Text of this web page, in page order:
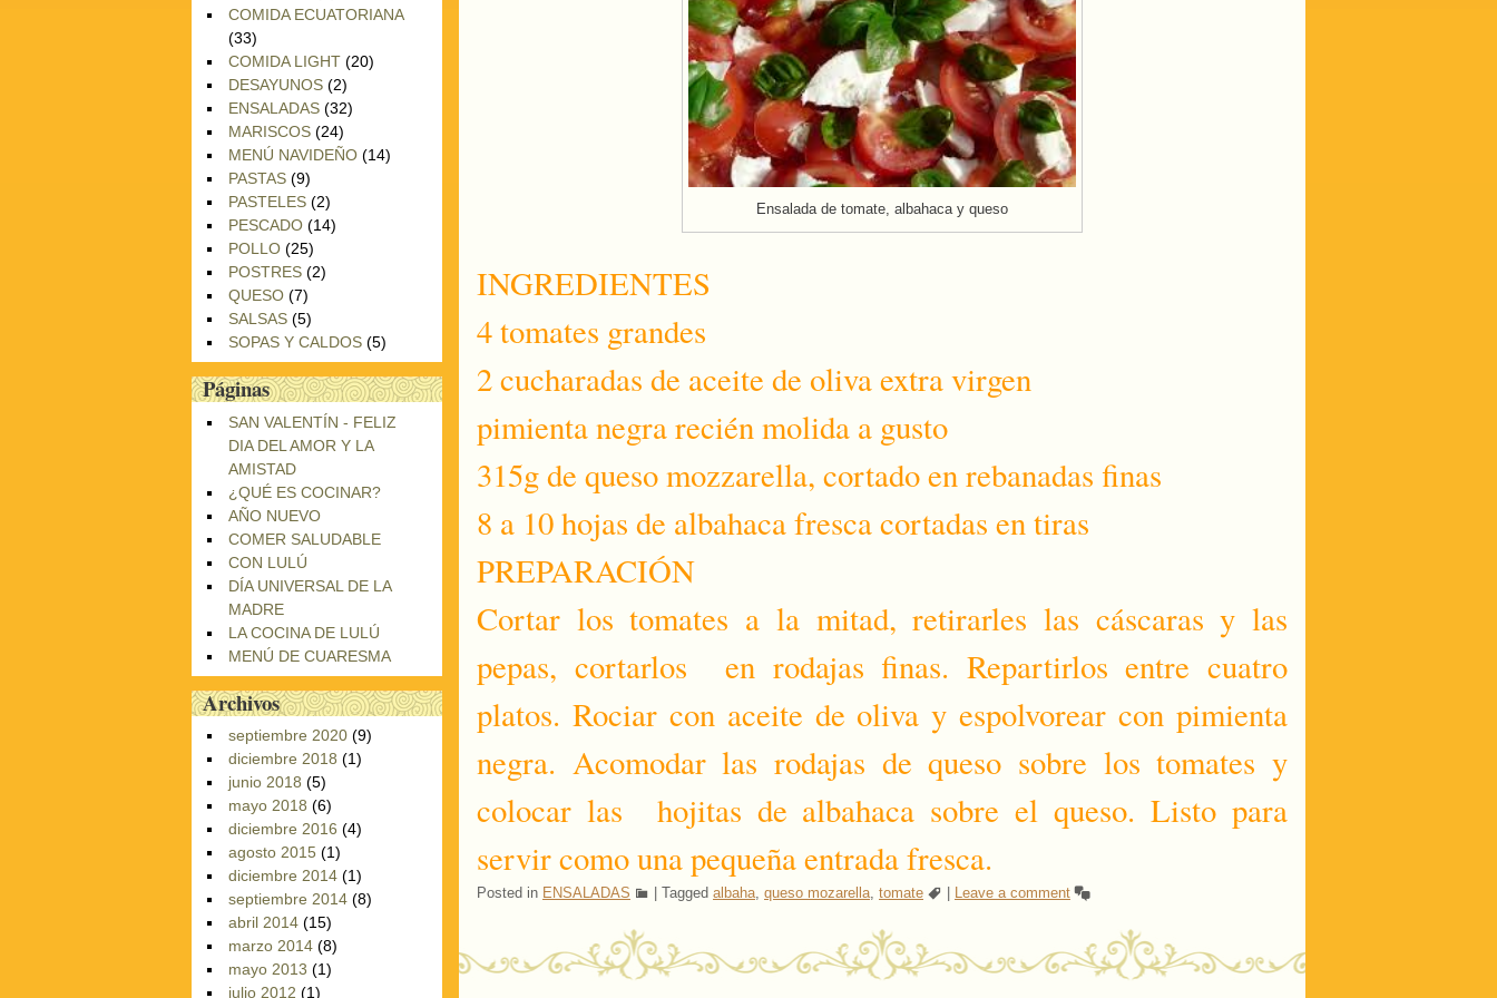
Ensalada de tomate, albahaca y queso
INGREDIENTES
4 tomates grandes
2 cucharadas de aceite de oliva extra virgen
pimienta negra recién molida a gusto
315g de queso mozzarella, cortado en rebanadas finas
8 a 10 hojas de albahaca fresca cortadas en tiras
PREPARACIÓN
Cortar los tomates a la mitad, retirarles las cáscaras y las
pepas, cortarlos en rodajas finas. Repartirlos entre cuatro
platos. Rociar con aceite de oliva y espolvorear con pimienta
negra. Acomodar las rodajas de queso sobre los tomates y
colocar las hojitas de albahaca sobre el queso. Listo para
servir como una pequeña entrada fresca.
Posted in ENSALADAS | Tagged albaha queso mozarella tomate | Leave a comment
COMIDA ECUATORIANA
(33)
COMIDA LIGHT (20)
DESAYUNOS (2)
ENSALADAS (32)
MARISCOS (24)
MENÚ NAVIDEÑO (14)
PASTAS (9)
PASTELES (2)
PESCADO (14)
POLLO (25)
POSTRES (2)
QUESO (7)
SALSAS (5)
SOPAS Y CALDOS (5)
Páginas
SAN VALENTÍN - FELIZ
DIA DEL AMOR Y LA
AMISTAD
¿QUÉ ES COCINAR?
AÑO NUEVO
COMER SALUDABLE
CON LULÚ
DÍA UNIVERSAL DE LA
MADRE
LA COCINA DE LULÚ
MENÚ DE CUARESMA
Archivos
septiembre 2020 (9)
diciembre 2018 (1)
junio 2018 (5)
mayo 2018 (6)
diciembre 2016 (4)
agosto 2015 (1)
diciembre 2014 (1)
septiembre 2014 (8)
abril 2014 (15)
marzo 2014 (8)
mayo 2013 (1)
julio 2012 (1)